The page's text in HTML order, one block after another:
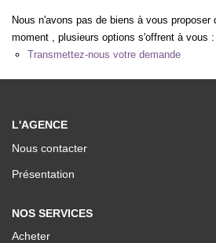
Nos Valeurs
ESPACE
Nous n'avons pas de biens à vous proposer
moment , plusieurs options s'offrent à vous :
Transmettez-nous votre demande
L'AGENCE
Nous contacter
Présentation
NOS SERVICES
Acheter